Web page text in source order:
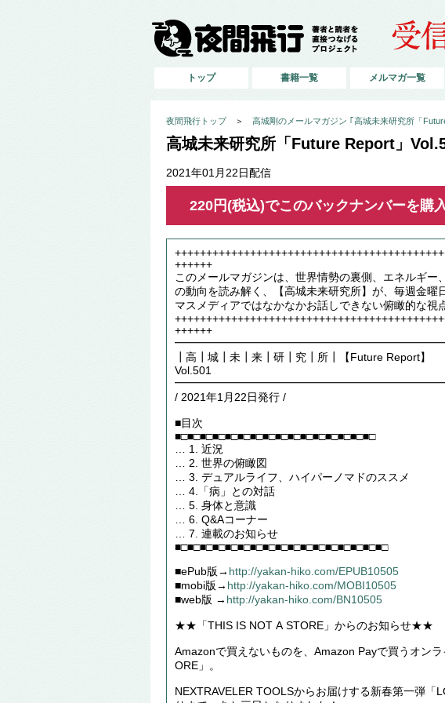
トップ 書籍一覧 メルマガ一覧
夜間飛行トップ＞ 高城剛のメールマガジン ｢高城未来研究所「
高城未来研究所「Future Report」
2021年01月22日配信
220円(税込)でこのバックナンバーを購
++++++
このメールマガジンは、世界情勢の裏側、エネルギ
の動向を読み解く、【高城未来研究所】が、毎週金曜
マスメディアではなかなかお話しできない俯瞰的な視
++++++
┃高┃城┃未┃来┃研┃究┃所┃【Future Report】
Vol.501
/ 2021年1月22日発行 /
■目次
■□■□■□■□■□■□■□■□■□■□■□■□■□■□■□■□
… 1. 近況
… 2. 世界の俯瞰図
… 3. デュアルライフ、ハイパーノマドのススメ
… 4.「病」との対話
… 5. 身体と意識
… 6. Q&Aコーナー
… 7. 連載のお知らせ
■□■□■□■□■□■□■□■□■□■□■□■□■□■□■□■□■□
■ePub版→ http://yakan-hiko.com/EPUB10505
■mobi版→ http://yakan-hiko.com/MOBI10505
■web版 → http://yakan-hiko.com/BN10505
★★「THIS IS NOT A STORE」からのお知らせ★★
Amazonで買えないものを、Amazon Payで買うオン
ORE」。
NEXTRAVELER TOOLSからお届けする新春第一弾「